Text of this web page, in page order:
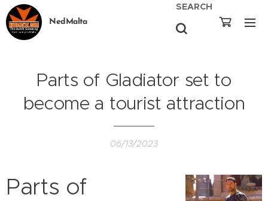
NedMalta
SEARCH
Parts of Gladiator set to
become a tourist attraction
06/13/2023
Parts of